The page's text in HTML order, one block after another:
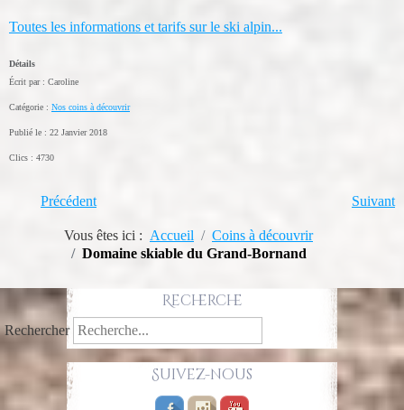
Toutes les informations et tarifs sur le ski alpin...
Détails
Écrit par : Caroline
Catégorie : Nos coins à découvrir
Publié le : 22 Janvier 2018
Clics : 4730
Précédent Suivant
Vous êtes ici : Accueil
Coins à découvrir
Domaine skiable du Grand-Bornand
Recherche
Rechercher
Suivez-nous